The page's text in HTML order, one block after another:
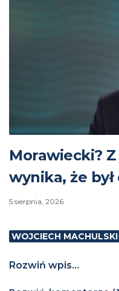
Morawiecki?
wynika, że
5 sierpnia, 2026
WOJCIECH MACHULSKI
Rozwiń wpis...